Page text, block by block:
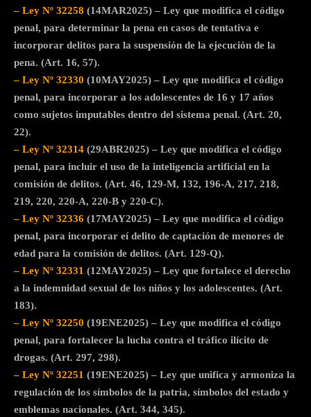
– Ley Nº 32258 (14MAR2025) – Ley que modifica el código
penal, para determinar la pena en casos de tentativa e
incorporar delitos para la suspensión de la ejecución de la
pena. (Art. 16, 57).
– Ley Nº 32330 (10MAY2025) – Ley que modifica el código
penal, para incorporar a los adolescentes de 16 y 17 años
como sujetos imputables dentro del sistema penal. (Art. 20,
22).
– Ley Nº 32314 (29ABR2025) – Ley que modifica el código
penal, para incluir el uso de la inteligencia artificial en la
comisión de delitos. (Art. 46, 129-M, 132, 196-A, 217, 218,
219, 220, 220-A, 220-B y 220-C).
– Ley Nº 32336 (17MAY2025) – Ley que modifica el código
penal, para incorporar eí delito de captación de menores de
edad para la comisión de delitos. (Art. 129-Q).
– Ley Nº 32331 (12MAY2025) – Ley que fortalece el derecho
a la indemnidad sexual de los niños y los adolescentes. (Art.
183).
– Ley Nº 32250 (19ENE2025) – Ley que modifica el código
penal, para fortalecer la lucha contra el tráfico ilícito de
drogas. (Art. 297, 298).
– Ley Nº 32251 (19ENE2025) – Ley que unifica y armoniza la
regulación de los símbolos de la patria, símbolos del estado y
emblemas nacionales. (Art. 344, 345).